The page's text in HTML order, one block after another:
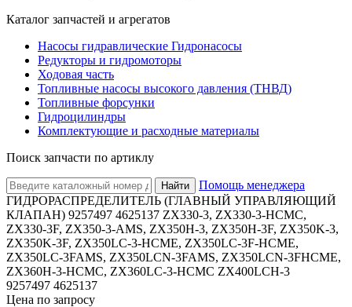
Каталог запчастей и агрегатов
Насосы гидравлические Гидронасосы
Редукторы и гидромоторы
Ходовая часть
Топливные насосы высокого давления (ТНВД)
Топливные форсунки
Гидроцилиндры
Комплектующие и расходные материалы
Поиск запчасти по артиклу
Найти
Помощь менеджера
ГИДРОРАСПРЕДЕЛИТЕЛЬ (ГЛАВНЫЙ УПРАВЛЯЮЩИЙ
КЛАПАН) 9257497 4625137 ZX330-3, ZX330-3-HCMC,
ZX330-3F, ZX350-3-AMS, ZX350H-3, ZX350H-3F, ZX350K-3,
ZX350K-3F, ZX350LC-3-HCME, ZX350LC-3F-HCME,
ZX350LC-3FAMS, ZX350LCN-3FAMS, ZX350LCN-3FHCME,
ZX360H-3-HCMC, ZX360LC-3-HCMC ZX400LCH-3
9257497 4625137
Цена по запросу